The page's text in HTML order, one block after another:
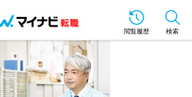
閲覧履歴 検索